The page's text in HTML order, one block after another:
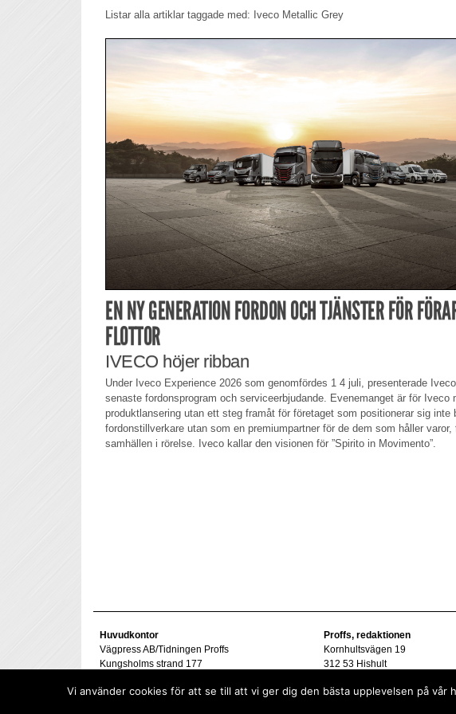
Listar alla artiklar taggade med: Iveco Metallic Grey
EN NY GENERATION FORDON OCH TJÄNSTER FÖR
FLOTTOR
IVECO höjer ribban
Under Iveco Experience 2026 som genomfördes 1 4 juli, presenterade
senaste fordonsprogram och serviceerbjudande. Evenemanget är för Iveco
produktlansering utan ett steg framåt för företaget som positionerar sig inte
fordonstillverkare utan som en premiumpartner för de dem som håller varor,
samhällen i rörelse. Iveco kallar den visionen för ”Spirito in Movimento”.
Huvudkontor
Vägpress AB/Tidningen Proffs
Kungsholms strand 177
Proffs, redaktionen
Kornhultsvägen 19
312 53 Hishult
goran@vagpress.se
Vi använder cookies för att se till att vi ger dig den bästa upplevelsen på